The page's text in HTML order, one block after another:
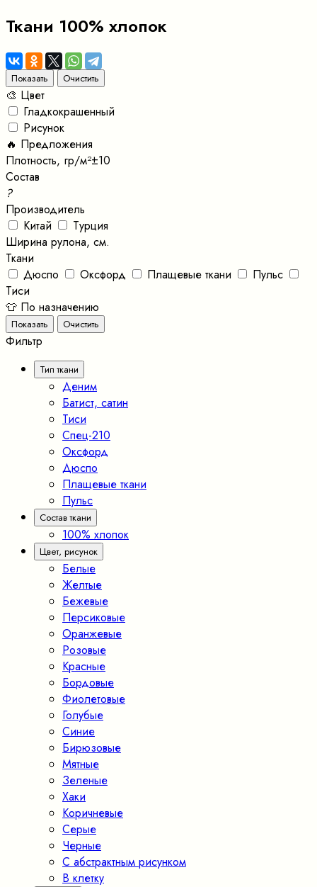
Ткани 100% хлопок
🎨 Цвет
Гладкокрашенный
Рисунок
🔥 Предложения
Плотность, гр/м²±10
Состав
?
Производитель
Китай
Турция
Ширина рулона, см.
Ткани
Дюспо
Оксфорд Плащевые ткани
Пульс
Тиси
👕 По назначению
Фильтр
Тип ткани
Деним
Батист, сатин
Тиси
Спец-210
Оксфорд
Дюспо
Плащевые ткани
Пульс
Состав ткани
100% хлопок
Цвет, рисунок
Белые
Желтые
Бежевые
Персиковые
Оранжевые
Розовые
Красные
Бордовые
Фиолетовые
Голубые
Синие
Бирюзовые
Мятные
Зеленые
Хаки
Коричневые
Серые
Черные
С абстрактным рисунком
В клетку